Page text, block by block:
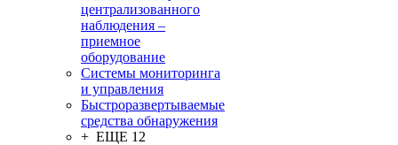
централизованного
наблюдения –
приемное
оборудование
Системы мониторинга
и управления
Быстроразвертываемые
средства обнаружения
+ ЕЩЕ 12